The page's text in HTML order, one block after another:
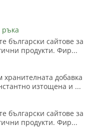
ръка
български сайтове за
продукти. Фир...
добавка
изтощена и ...
български сайтове за
продукти. Фир...